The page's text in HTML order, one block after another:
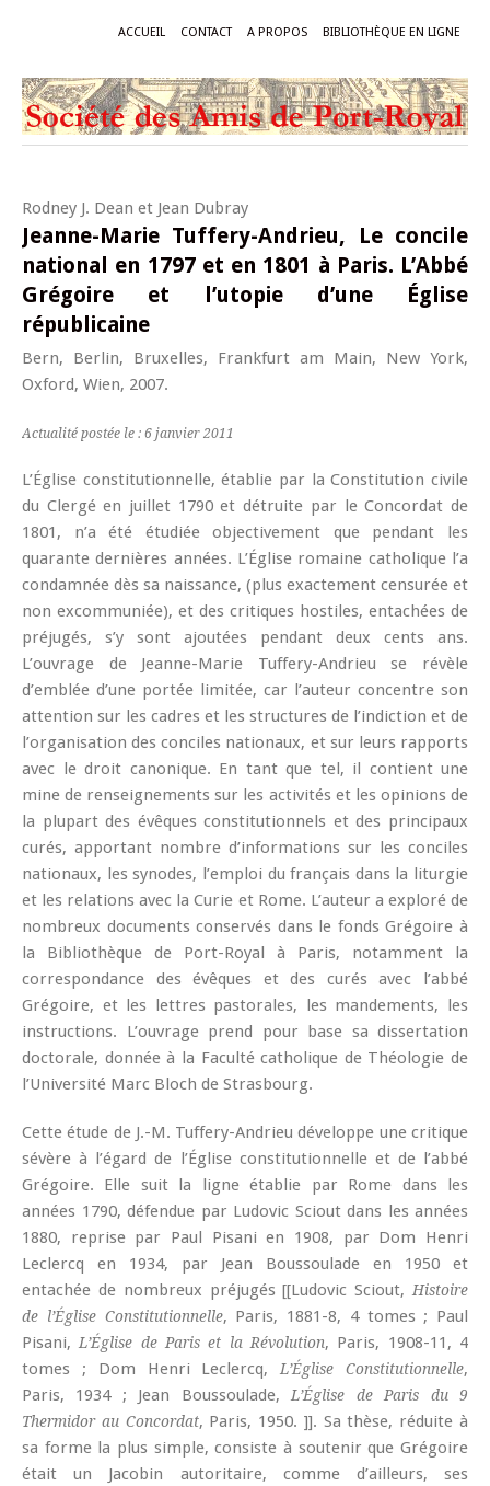
ACCUEIL CONTACT A PROPOS BIBLIOTHÈQUE EN LIGNE
Rodney J. Dean et Jean Dubray
Jeanne-Marie Tuffery-Andrieu, Le concile
national en 1797 et en 1801 à Paris. L’Abbé
Grégoire et l’utopie d’une Église
républicaine
Bern, Berlin, Bruxelles, Frankfurt am Main, New York,
Oxford, Wien, 2007.
Actualité postée le : 6 janvier 2011
L’Église constitutionnelle, établie par la Constitution civile
du Clergé en juillet 1790 et détruite par le Concordat de
1801, n’a été étudiée objectivement que pendant les
quarante dernières années. L’Église romaine catholique l’a
condamnée dès sa naissance, (plus exactement censurée et
non excommuniée), et des critiques hostiles, entachées de
préjugés, s’y sont ajoutées pendant deux cents ans.
L’ouvrage de Jeanne-Marie Tuffery-Andrieu se révèle
d’emblée d’une portée limitée, car l’auteur concentre son
attention sur les cadres et les structures de l’indiction et de
l’organisation des conciles nationaux, et sur leurs rapports
avec le droit canonique. En tant que tel, il contient une
mine de renseignements sur les activités et les opinions de
la plupart des évêques constitutionnels et des principaux
curés, apportant nombre d’informations sur les conciles
nationaux, les synodes, l’emploi du français dans la liturgie
et les relations avec la Curie et Rome. L’auteur a exploré de
nombreux documents conservés dans le fonds Grégoire à
la Bibliothèque de Port-Royal à Paris, notamment la
correspondance des évêques et des curés avec l’abbé
Grégoire, et les lettres pastorales, les mandements, les
instructions. L’ouvrage prend pour base sa dissertation
doctorale, donnée à la Faculté catholique de Théologie de
l’Université Marc Bloch de Strasbourg.
Cette étude de J.-M. Tuffery-Andrieu développe une critique
sévère à l’égard de l’Église constitutionnelle et de l’abbé
Grégoire. Elle suit la ligne établie par Rome dans les
années 1790, défendue par Ludovic Sciout dans les années
1880, reprise par Paul Pisani en 1908, par Dom Henri
Leclercq en 1934, par Jean Boussoulade en 1950 et
entachée de nombreux préjugés [[Ludovic Sciout,Histoire
de l’Église Constitutionnelle, Paris, 1881-8, 4 tomes ; Paul
Pisani,L’Église de Paris et la Révolution, Paris, 1908-11, 4
tomes ; Dom Henri Leclercq,L’Église Constitutionnelle,
Paris, 1934 ; Jean Boussoulade,L’Église de Paris du 9
Thermidor au Concordat, Paris, 1950. ]]. Sa thèse, réduite à
sa forme la plus simple, consiste à soutenir que Grégoire
était un Jacobin autoritaire, comme d’ailleurs, ses